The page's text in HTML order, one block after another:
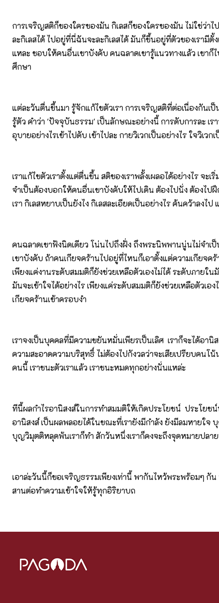
การเจริญสติก็ของใครของมัน กิเลสก็ของใครของมัน ไม่ใช่ว่า
ละกิเลสได้ ไปอยู่ที่นี่ฉันจะละกิเลสได้ มันก็ขึ้นอยู่ที่ตัวของเรามีตั้
แหละ ชอบให้คนอื่นเขาบังคับ คนฉลาดเขารู้แนวทางแล้ว เขาก็
ศึกษา
แต่ละวันตื่นขึ้นมา รู้จักแก้ไขตัวเรา การเจริญสติที่ต่อเนื่องกันเ
รู้ตัว คำว่า 'ปัจจุบันธรรม' เป็นลักษณะอย่างนี้ การดับการละ เร
อุบายอย่างไรเข้าไปดับ เข้าไปละ กายวิเวกเป็นอย่างไร ใจวิเวก
เราแก้ไขตัวเราตั้งแต่ตื่นขึ้น สติของเราพลั้งเผลอได้อย่างไร จะเ
จำเป็นต้องบอกให้คนอื่นเขาบังคับให้ไปเดิน ต้องไปนั่ง ต้องไป
เรา กิเลสหยาบเป็นยังไง กิเลสละเอียดเป็นอย่างไร ค้นคว้าลงไป
คนฉลาดเขาฟังนิดเดียว โน่นไปถึงฝั่ง ถึงพระนิพพานนู่นไม่จำเ
เขาบังคับ ถ้าคนเกียจคร้านไปอยู่ที่ไหนก็เอาตั้งแต่ความเกียจคร้
เพียงแค่งานระดับสมมติก็ยังช่วยเหลือตัวเองไม่ได้ ระดับภายใน
มันจะเข้าใจได้อย่างไร เพียงแค่ระดับสมมติก็ยังช่วยเหลือตัวเอง
เกียจคร้านเข้าครอบงำ
เราจงเป็นบุคคลที่มีความขยันหมั่นเพียรเป็นเลิศ เราก็จะได้อานิ
ความสะอาดความบริสุทธิ์ ไม่ต้องไปกังวลว่าจะเสียเปรียบคนโน้
คนนี้ เราชนะตัวเราแล้ว เราชนะหมดทุกอย่างนั่นแหล่ะ
ทีนี้ผลกำไรอานิสงส์ในการทำสมมติให้เกิดประโยชน์ ประโยช
อานิสงส์ เป็นผลพลอยได้ในขณะที่เรายังมีกำลัง ยังมีลมหายใจ
บุญวิมุตติหลุดพ้นเราก็ทำ สักวันหนึ่งเราก็คงจะถึงจุดหมายปลา
เอาล่ะวันนี้ก็ขอเจริญธรรมเพียงเท่านี้ พากันไหว้พระพร้อมๆ กัน
สานต่อทำความเข้าใจให้รู้ทุกอิริยาบถ